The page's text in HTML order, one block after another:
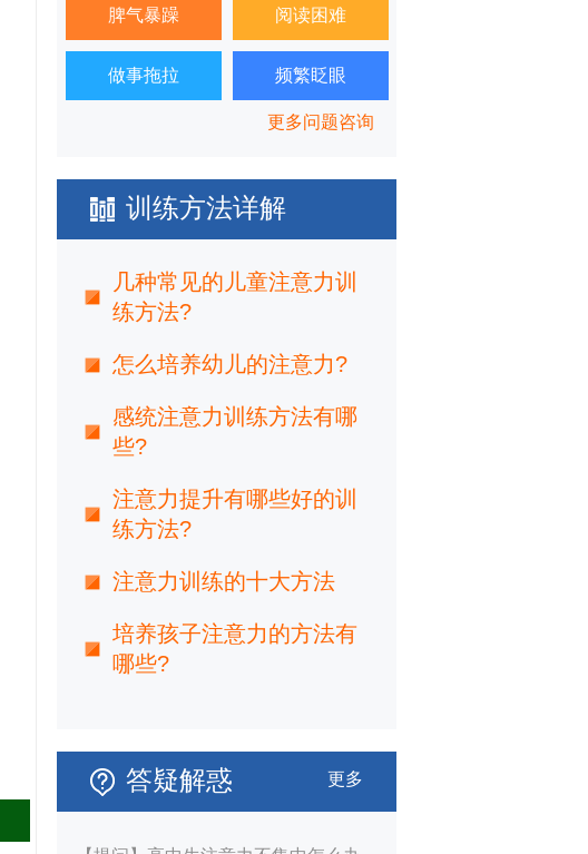
脾气暴躁 阅读困难
做事拖拉 频繁眨眼
更多问题咨询
训练方法详解
几种常见的儿童注意力训
练方法?
怎么培养幼儿的注意力?
感统注意力训练方法有哪
些?
注意力提升有哪些好的训
练方法?
注意力训练的十大方法
培养孩子注意力的方法有
哪些?
答疑解惑 更多